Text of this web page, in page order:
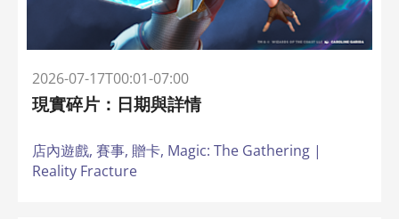
2026-07-17T00:01-07:00
現實碎片：日期與詳情
店內遊戲, 賽事, 贈卡, Magic: The Gathering |
Reality Fracture